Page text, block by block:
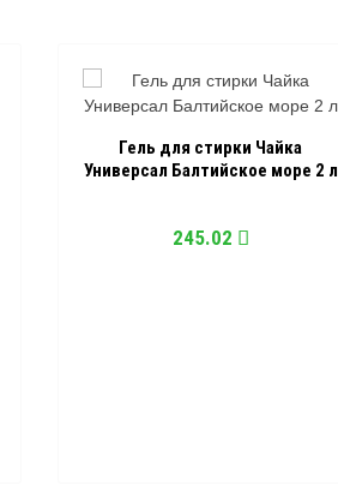
Гель для стирки Чайка
Универсал Балтийское море 2 л
245.02